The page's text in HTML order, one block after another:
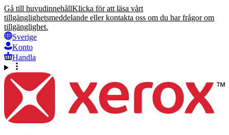
Gå till huvudinnehållKlicka för att läsa vårt
tillgänglighetsmeddelande eller kontakta oss om du har frågor om
tillgänglighet.
Sverige
Konto
Handla